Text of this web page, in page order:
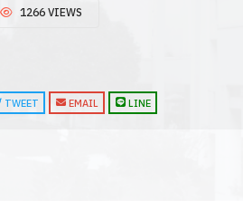
1266 VIEWS
TWEET EMAIL LINE